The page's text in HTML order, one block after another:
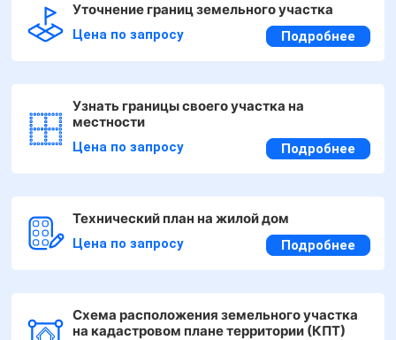
Уточнение границ земельного участка
Цена по запросу Подробнее
Узнать границы своего участка на
местности
Цена по запросу Подробнее
Технический план на жилой дом
Цена по запросу Подробнее
Схема расположения земельного участка
на кадастровом плане территории (КПТ)